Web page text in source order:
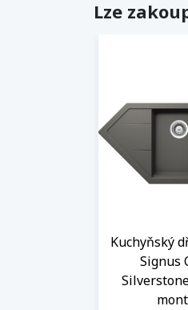
Lze
Kuchyňský
Signus